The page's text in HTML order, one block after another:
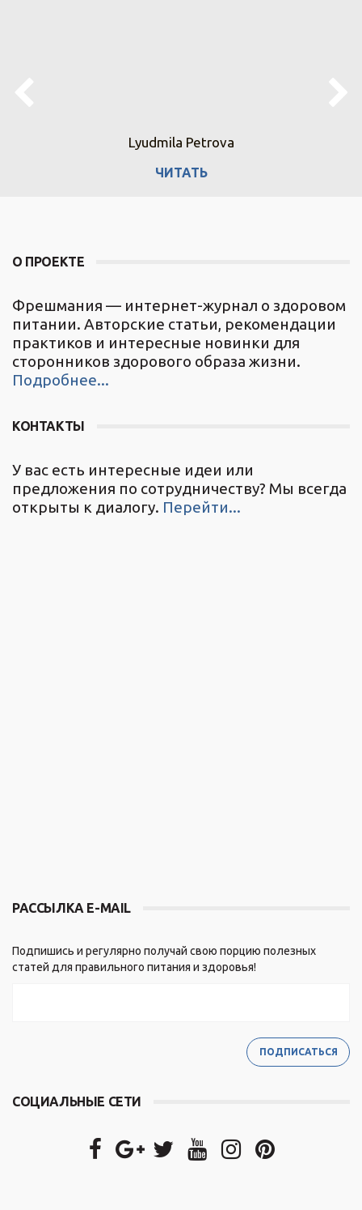
Lyudmila Petrova
ЧИТАТЬ
О ПРОЕКТЕ
Фрешмания — интернет-журнал о здоровом
питании. Авторские статьи, рекомендации
практиков и интересные новинки для
сторонников здорового образа жизни.
Подробнее...
КОНТАКТЫ
У вас есть интересные идеи или
предложения по сотрудничеству? Мы всегда
открыты к диалогу. Перейти...
РАССЫЛКА E-MAIL
Подпишись и регулярно получай свою порцию полезных
статей для правильного питания и здоровья!
СОЦИАЛЬНЫЕ СЕТИ